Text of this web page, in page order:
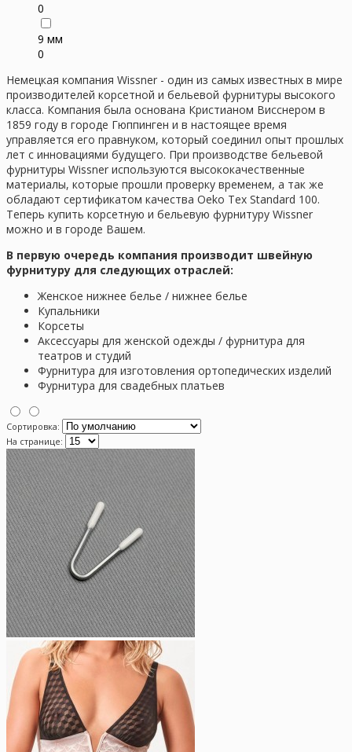
0
9 мм
0
Немецкая компания Wissner - один из самых известных в мире
производителей корсетной и бельевой фурнитуры высокого
класса. Компания была основана Кристианом Висснером в
1859 году в городе Гюппинген и в настоящее время
управляется его правнуком, который соединил опыт прошлых
лет с инновациями будущего. При производстве бельевой
фурнитуры Wissner используются высококачественные
материалы, которые прошли проверку временем, а так же
обладают сертификатом качества Oeko Tex Standard 100.
Теперь купить корсетную и бельевую фурнитуру Wissner
можно и в городе Вашем.
В первую очередь компания производит швейную
фурнитуру для следующих отраслей:
Женское нижнее белье / нижнее белье
Купальники
Корсеты
Аксессуары для женской одежды / фурнитура для
театров и студий
Фурнитура для изготовления ортопедических изделий
Фурнитура для свадебных платьев
Сортировка:
На странице: